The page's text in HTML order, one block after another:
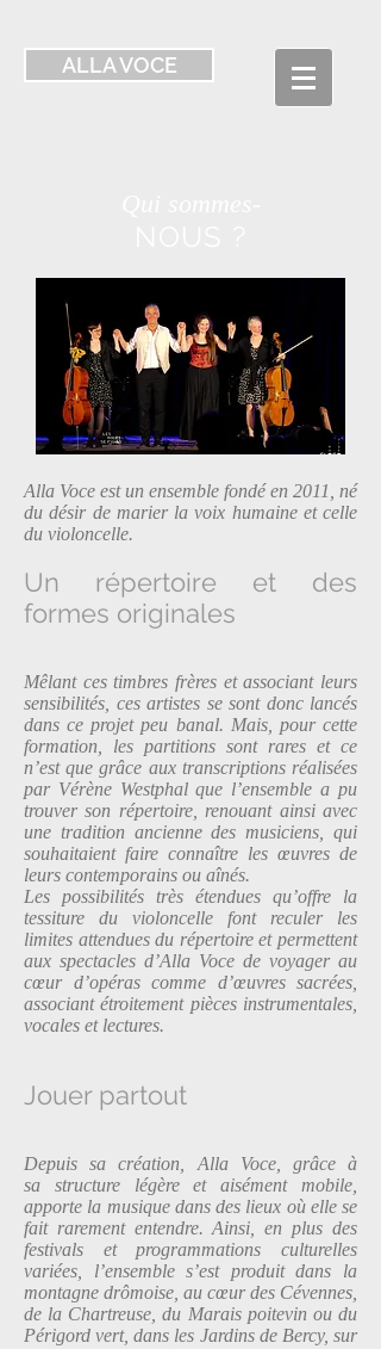
ALLA VOCE
Alla Voce est un ensemble fondé en 2011, né
du désir de marier la voix humaine et celle
du violoncelle.
Un répertoire et des
formes originales
Mêlant ces timbres frères et associant leurs
sensibilités, ces artistes se sont donc lancés
dans ce projet peu banal. Mais, pour cette
formation, les partitions sont rares et ce
n’est que grâce aux transcriptions réalisées
par Vérène Westphal que l’ensemble a pu
trouver son répertoire, renouant ainsi avec
une tradition ancienne des musiciens, qui
souhaitaient faire connaître les œuvres de
leurs contemporains ou aînés.
Les possibilités très étendues qu’offre la
tessiture du violoncelle font reculer les
limites attendues du répertoire et permettent
aux spectacles d’Alla Voce de voyager au
cœur d’opéras comme d’œuvres sacrées,
associant étroitement pièces instrumentales,
vocales et lectures.
Jouer partout
Depuis sa création, Alla Voce, grâce à
sa structure légère et aisément mobile,
apporte la musique dans des lieux où elle se
fait rarement entendre. Ainsi, en plus des
festivals et programmations culturelles
variées, l’ensemble s’est produit dans la
montagne drômoise, au cœur des Cévennes,
de la Chartreuse, du Marais poitevin ou du
Périgord vert, dans les Jardins de Bercy, sur